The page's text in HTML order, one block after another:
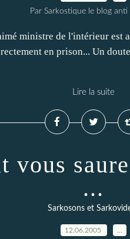
Par Sarkostique le blog anti
ministre de l'intérieur est
en prison... Un
Lire la suite
vous
...
Sarkosons et
12.06.2005